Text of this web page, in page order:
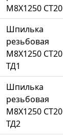
М8Х1250 СТ20
Шпилька
резьбовая
М8Х1250 СТ20
ТД1
Шпилька
резьбовая
М8Х1250 СТ20
ТД2